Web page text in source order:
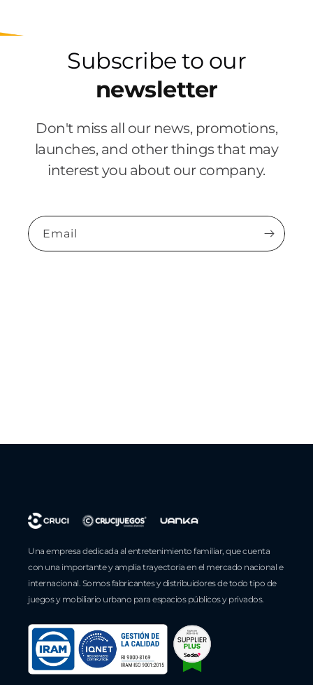
Subscribe to our
newsletter
Don't miss all our news, promotions,
launches, and other things that may
interest you about our company.
Email
Una empresa dedicada al entretenimiento familiar, que cuenta
con una importante y amplia trayectoria en el mercado nacional e
internacional. Somos fabricantes y distribuidores de todo tipo de
juegos y mobiliario urbano para espacios públicos y privados.